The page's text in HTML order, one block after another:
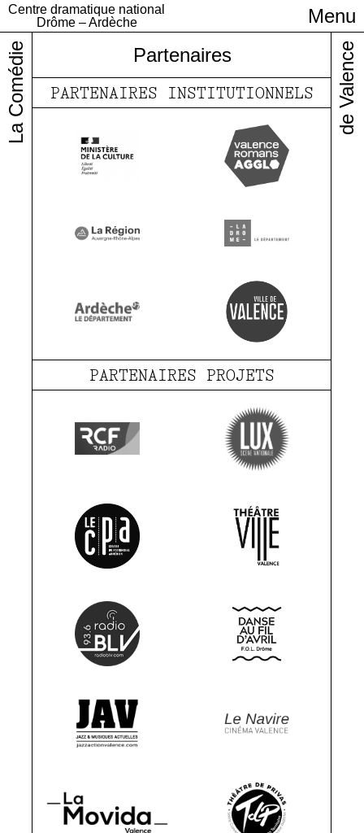
Centre dramatique national
Drôme – Ardèche
Menu
Infos pratiques
Partenaires
PARTENAIRES INSTITUTIONNELS
PARTENAIRES PROJETS
La Comédie de Valence